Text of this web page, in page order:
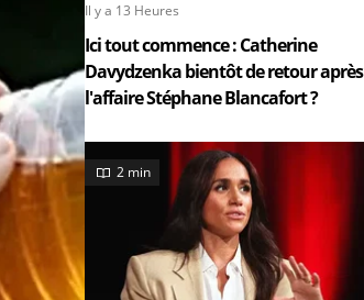
Il y a 13 Heures
Ici tout commence : Catherine
Davydzenka bientôt de retour après
l'affaire Stéphane Blancafort ?
2 min